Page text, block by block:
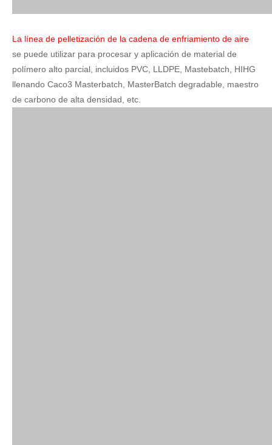
La línea de pelletización de la cadena de enfriamiento de aire
se puede utilizar para procesar y aplicación de material de
polímero alto parcial, incluidos PVC, LLDPE, Mastebatch, HIHG
llenando Caco3 Masterbatch, MasterBatch degradable, maestro
de carbono de alta densidad, etc.